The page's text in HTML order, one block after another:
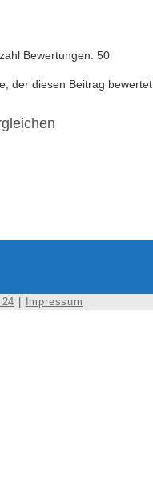
Bewertungen: 50
der diesen Beitrag
| Impressum